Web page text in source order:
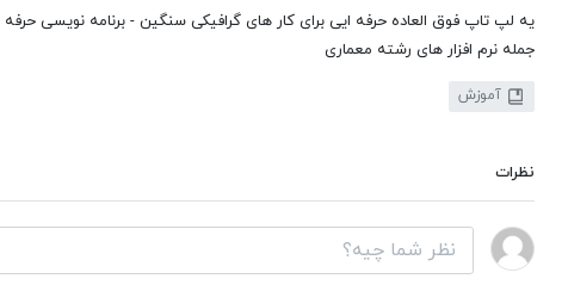
یه لپ تاپ فوق العاده حرفه ایی برای کار های گرافیکی سنگین - برنامه نویسی حرفه
جمله نرم افزار های رشته معماری
آموزش
نظرات